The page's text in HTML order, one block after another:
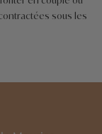
sous les